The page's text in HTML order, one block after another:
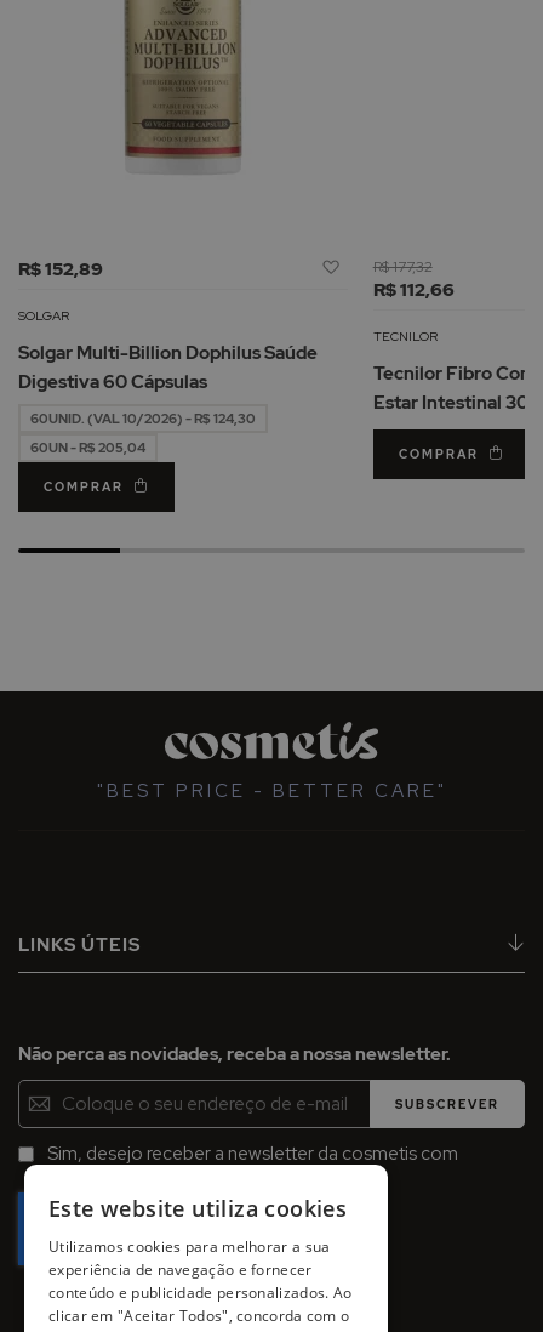
R$ 152,89
Adicionar
Desejos
SOLGAR
Solgar Multi-Billion Dophilus Saúde
Digestiva 60 Cápsulas
60UNID. (VAL 10/2026) - R$ 124,30
60UN - R$ 205,04
COMPRAR
R$ 112,66
R$ 177,32
TECNILOR
Tecnilor Fibro
Estar Intestinal
COMPRAR
"BEST PRICE - BETTER CARE"
LINKS ÚTEIS
Não perca as novidades, receba a nossa newsletter.
Inscreva-
se
na
Newsletter:
SUBSCREVER
Sim, desejo receber a newsletter da cosmetis com
Este website utiliza cookies
Utilizamos cookies para melhorar a sua
experiência de navegação e fornecer
conteúdo e publicidade personalizados. Ao
clicar em "Aceitar Todos", concorda com o